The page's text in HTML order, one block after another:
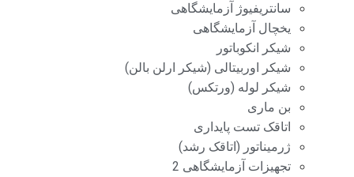
سانتریفیوژ آزمایشگاهی
یخچال آزمایشگاهی
شیکر انکوباتور
شیکر اوربیتالی (شیکر ارلن بالن)
شیکر لوله (ورتکس)
بن ماری
اتاقک تست پایداری
ژرمیناتور (اتاقک رشد)
تجهیزات آزمایشگاهی 2